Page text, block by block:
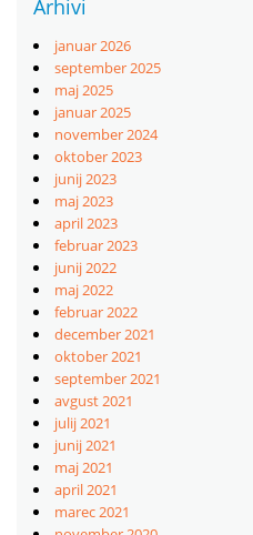
Arhivi
januar 2026
september 2025
maj 2025
januar 2025
november 2024
oktober 2023
junij 2023
maj 2023
april 2023
februar 2023
junij 2022
maj 2022
februar 2022
december 2021
oktober 2021
september 2021
avgust 2021
julij 2021
junij 2021
maj 2021
april 2021
marec 2021